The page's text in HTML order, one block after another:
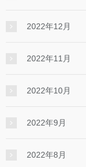
2022年12月
2022年11月
2022年10月
2022年9月
2022年8月